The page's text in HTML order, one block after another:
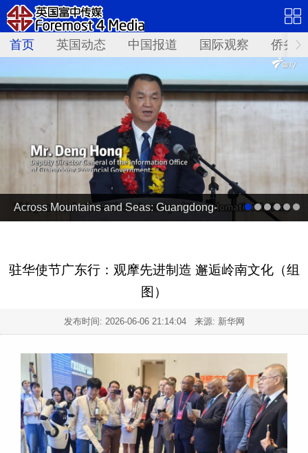
首页 英国动态 中国报道 国际观察 侨务
Across Mountains and Seas: Guangdong-
驻华使节广东行：观摩先进制造 邂逅岭南文化（组
图）
发布时间: 2026-06-06 21:14:04来源: 新华网